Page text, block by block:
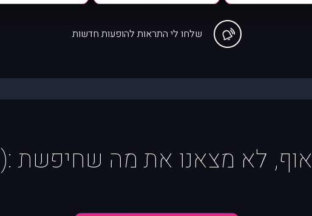
שלחו לי התראות להופעות חדשות
אוף, לא מצאנו את מה שחיפשת :(